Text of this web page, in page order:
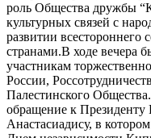
роль Общества дружбы
культурных связей с
развитии
странами.В ходе вечера
участникам
России,
Палестинского
обращение к
Анастасиадису, в